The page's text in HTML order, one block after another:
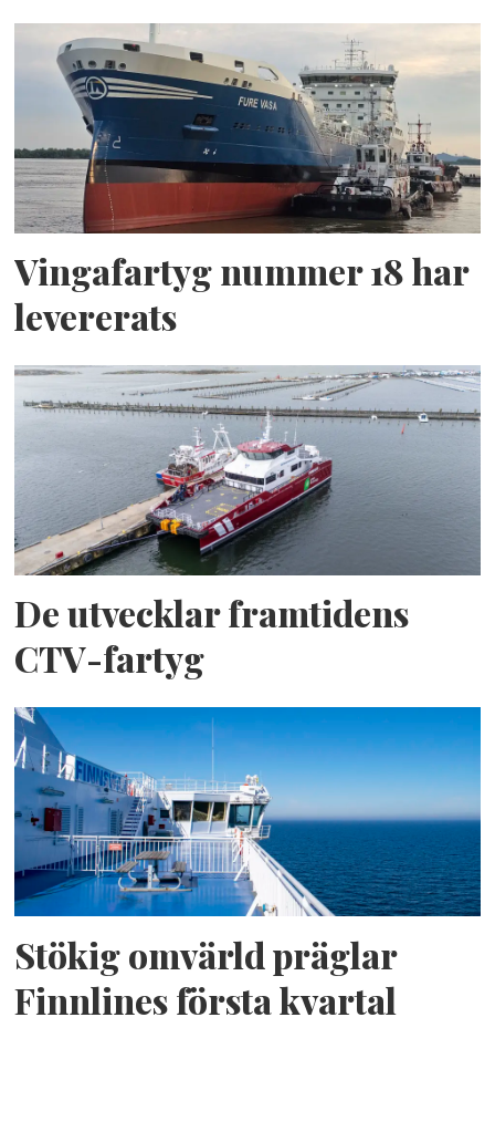
Vingafartyg nummer 18 har
levererats
De utvecklar framtidens
CTV-fartyg
Stökig omvärld präglar
Finnlines första kvartal